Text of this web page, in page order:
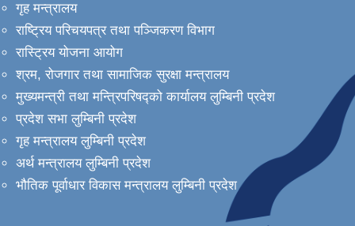
गृह मन्त्रालय
राष्ट्रिय परिचयपत्र तथा पञ्जिकरण विभाग
रास्ट्रिय योजना आयोग
श्रम, रोजगार तथा सामाजिक सुरक्षा मन्त्रालय
मुख्यमन्त्री तथा मन्त्रिपरिषद्को कार्यालय लुम्बिनी प्रदेश
प्रदेश सभा लुम्बिनी प्रदेश
गृह मन्त्रालय लुम्बिनी प्रदेश
अर्थ मन्त्रालय लुम्बिनी प्रदेश
भौतिक पूर्वाधार विकास मन्त्रालय लुम्बिनी प्रदेश